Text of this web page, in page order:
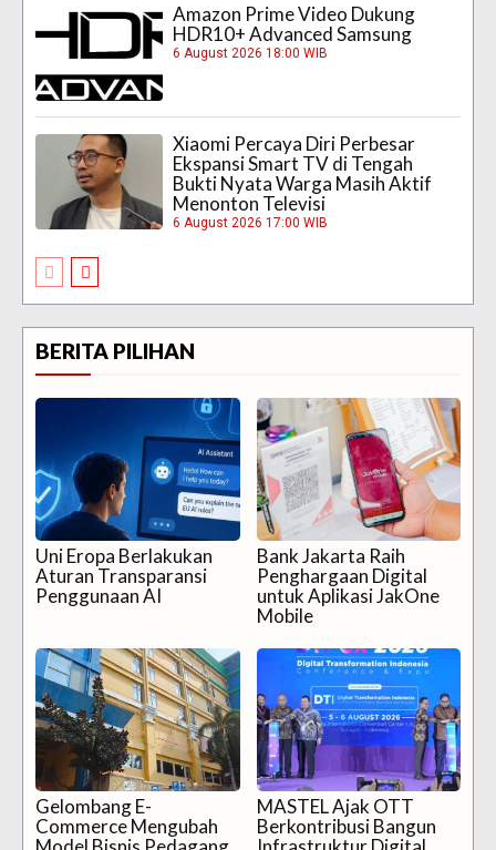
Amazon Prime Video Dukung
HDR10+ Advanced Samsung
6 August 2026 18:00 WIB
Xiaomi Percaya Diri Perbesar
Ekspansi Smart TV di Tengah
Bukti Nyata Warga Masih Aktif
Menonton Televisi
6 August 2026 17:00 WIB
BERITA PILIHAN
Uni Eropa Berlakukan
Aturan Transparansi
Penggunaan AI
Bank Jakarta Raih
Penghargaan Digital
untuk Aplikasi JakOne
Mobile
Gelombang E-
Commerce Mengubah
MASTEL Ajak OTT
Berkontribusi Bangun